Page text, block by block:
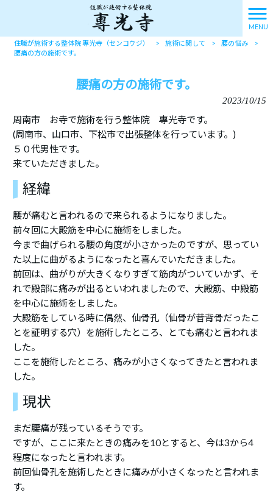
MENU
住職が施術する整体院 專光寺（センコウジ） > 施術に関して > 腰の悩み
>
腰痛の方の施術です。
腰痛の方の施術です。
2023/10/15
周南市 お寺で施術を行う整体院 專光寺です。
(周南市、山口市、下松市で出張整体を行っています。)
５０代男性です。
来ていただきました。
経緯
腰が痛むと言われるので来られるようになりました。
前々回に大殿筋を中心に施術をしました。
今まで曲げられる腰の角度が小さかったのですが、思ってい
た以上に曲がるようになったと喜んでいただきました。
前回は、曲がりが大きくなりすぎて筋肉がついていかず、そ
れで殿部に痛みが出るといわれましたので、大殿筋、中殿筋
を中心に施術をしました。
大殿筋をしている時に偶然、仙骨孔（仙骨が昔背骨だったこ
とを証明する穴）を施術したところ、とても痛むと言われま
した。
ここを施術したところ、痛みが小さくなってきたと言われま
した。
現状
まだ腰痛が残っているそうです。
ですが、ここに来たときの痛みを10とすると、今は3から4
程度になったと言われます。
前回仙骨孔を施術したときに痛みが小さくなったと言われま
す。